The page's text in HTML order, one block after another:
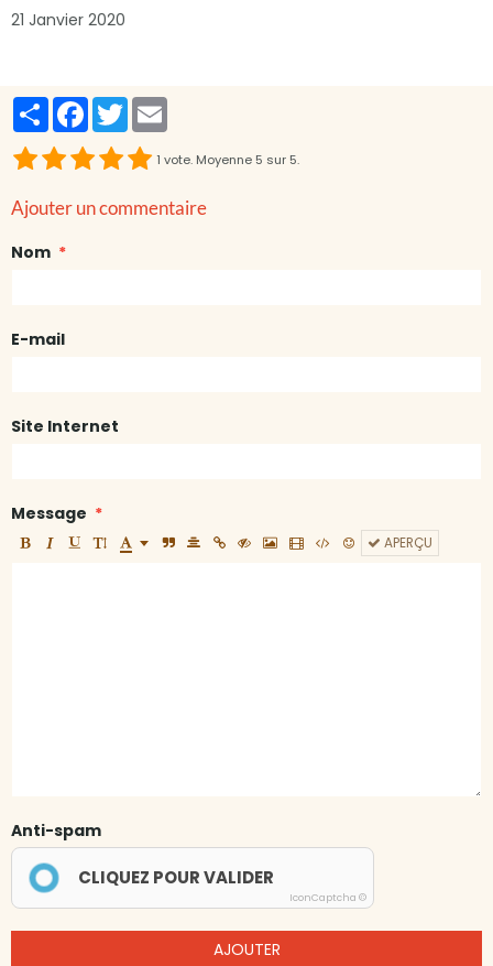
21 Janvier 2020
PartagerFacebook
Twitter
1 vote. Moyenne 5 sur 5.
Ajouter un commentaire
Nom
E-mail
Site Internet
Message
APERÇU
Anti-spam
CLIQUEZ POUR VALIDER
IconCaptcha ©
AJOUTER